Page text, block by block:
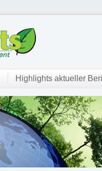
Highlights aktueller